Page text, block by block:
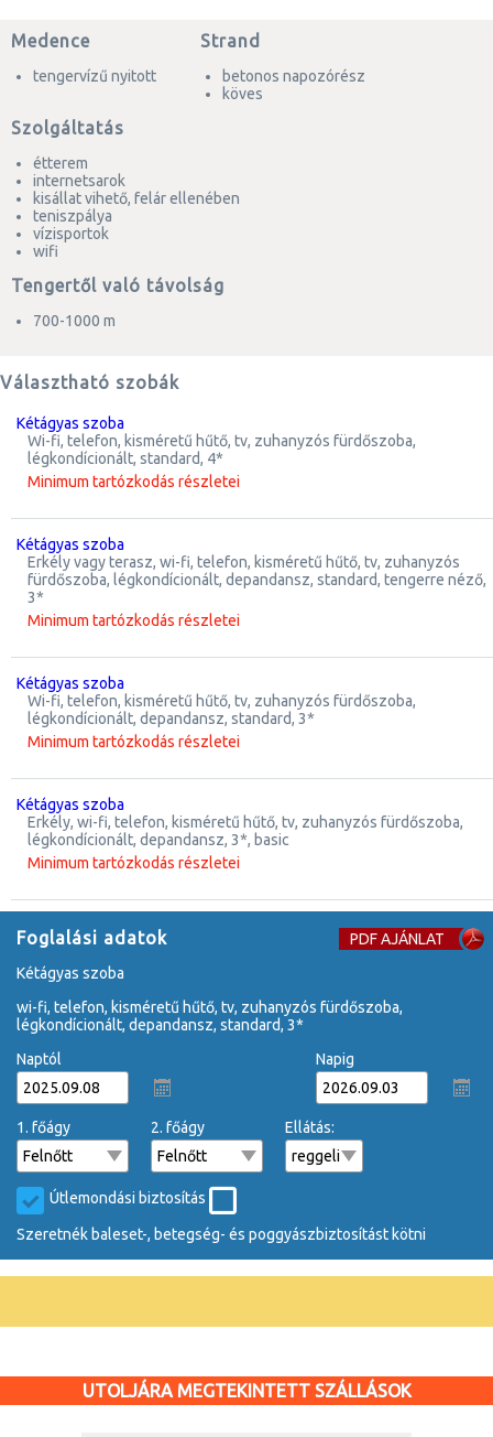
Medence
tengervízű nyitott
Strand
betonos napozórész
köves
Szolgáltatás
étterem
internetsarok
kisállat vihető, felár ellenében
teniszpálya
vízisportok
wifi
Tengertől való távolság
700-1000 m
Választható szobák
kétágyas szoba
wi-fi, telefon, kisméretű hűtő, tv, zuhanyzós fürdőszoba,
légkondícionált, standard, 4*
Minimum tartózkodás részletei
kétágyas szoba
erkély vagy terasz, wi-fi, telefon, kisméretű hűtő, tv, zuhanyzós
fürdőszoba, légkondícionált, depandansz, standard, tengerre néző,
3*
Minimum tartózkodás részletei
kétágyas szoba
wi-fi, telefon, kisméretű hűtő, tv, zuhanyzós fürdőszoba,
légkondícionált, depandansz, standard, 3*
Minimum tartózkodás részletei
kétágyas szoba
erkély, wi-fi, telefon, kisméretű hűtő, tv, zuhanyzós fürdőszoba,
légkondícionált, depandansz, 3*, basic
Minimum tartózkodás részletei
Foglalási adatok
PDF AJÁNLAT
kétágyas szoba
wi-fi, telefon, kisméretű hűtő, tv, zuhanyzós fürdőszoba,
légkondícionált, depandansz, standard, 3*
Naptól
Napig
1. főágy 2. főágy Ellátás:
Útlemondási biztosítás
Szeretnék baleset-, betegség- és poggyászbiztosítást kötni
UTOLJÁRA MEGTEKINTETT SZÁLLÁSOK